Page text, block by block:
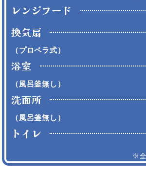
レンジフード
換気扇
（プロペラ式）
浴室
（風呂釜無し）
洗面所
（風呂釜無し）
トイレ
※全